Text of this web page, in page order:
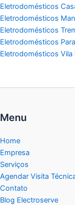
Eletrodomésticos
Eletrodomésticos
Eletrodomésticos
Eletrodomésticos
Eletrodomésticos Vila
Menu
Home
Empresa
Serviços
Agendar Visita
Contato
Blog Electroserve